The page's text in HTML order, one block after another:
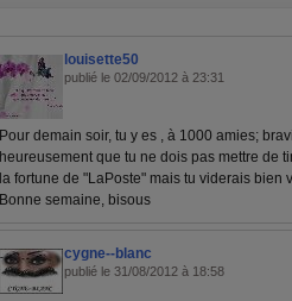
louisette50
publié le 02/09/2012 à 23:31
Pour demain soir, tu y es , à 1000 amies;
heureusement que tu ne dois pas mettre de
la fortune de "LaPoste" mais tu viderais bien
Bonne semaine, bisous
cygne--blanc
publié le 31/08/2012 à 18:58